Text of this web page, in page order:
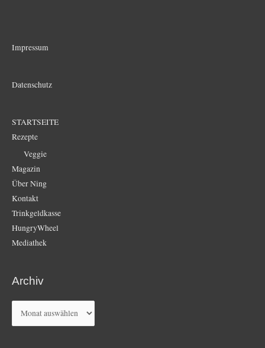
Impressum
Datenschutz
STARTSEITE
Rezepte
Veggie
Magazin
Über Ning
Kontakt
Trinkgeldkasse
HungryWheel
Mediathek
Archiv